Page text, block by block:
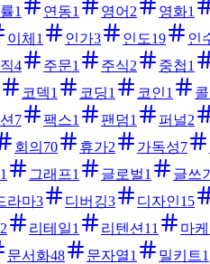
1 연동1 영어 2 영화1
이체 1 인가3 인도19 인
4 주문1 주식2 중첩1
코덱1 코딩1 코인1
7 팩스1 팬덤1 퍼널2
회의 70 휴가2 가독성7
1 그래프1 글로벌1 글쓰기
라마3 디버깅3 디자인15
2 리테일1 리텐션 11 마
문서화48 문자열1 밀키트1